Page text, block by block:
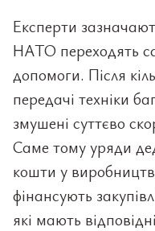
Експерти
НАТО переходять
допомоги. Після
передачі техніки
змушені суттєво
Саме тому уряди
кошти у
фінансують
які мають